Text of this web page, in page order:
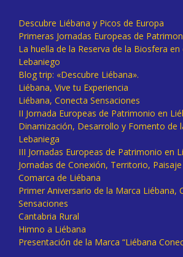
Descubre Liébana y Picos de Europa
Primeras Jornadas Europeas de
La huella de la Reserva de la Biosfera
Lebaniego
Blog trip: «Descubre Liébana».
Liébana, Vive tu Experiencia
Liébana, Conecta Sensaciones
II Jornada Europeas de Patrimonio en
Dinamización, Desarrollo y Fomento de
Lebaniega
III Jornadas Europeas de Patrimonio en
Jornadas de Conexión, Territorio,
Comarca de Liébana
Primer Aniversario de la Marca Liébana,
Sensaciones
Cantabria Rural
Himno a Liébana
Presentación de la Marca “Liébana